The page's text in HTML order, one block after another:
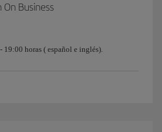
Business
horas ( español e inglés).